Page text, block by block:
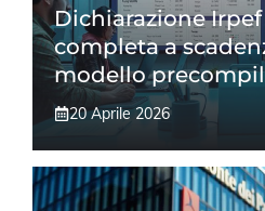
Dichiarazione
completa a
modello
20 Aprile 2026